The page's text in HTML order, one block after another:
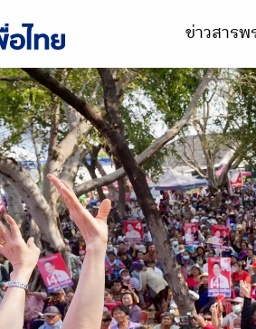
ข่าวสารพ